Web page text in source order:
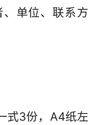
、单位、联系方
式3份，A4纸左